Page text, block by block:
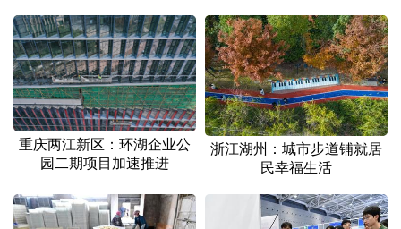
多语种频道
English Español Français عربى
Русский язык 日本語 한국어
重庆两江新区：环湖企业公
园二期项目加速推进
浙江湖州：城市步道铺就居
民幸福生活